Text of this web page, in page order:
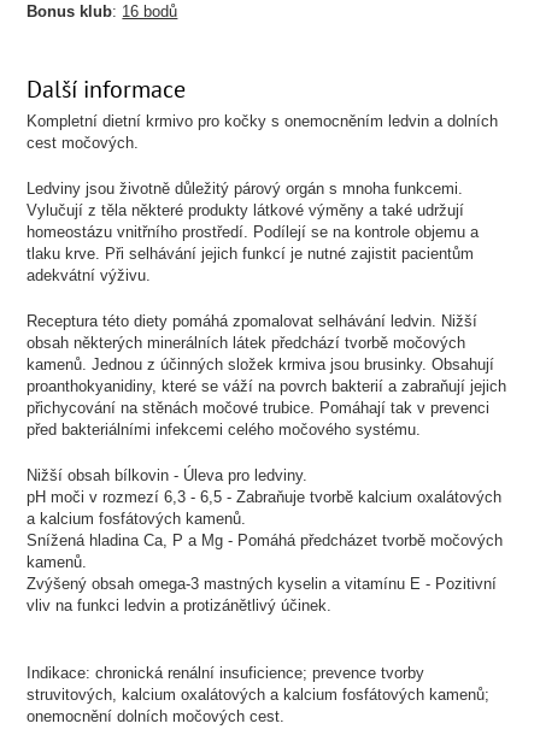
Bonus klub: 16 bodů
Další informace
Kompletní dietní krmivo pro kočky s onemocněním ledvin a dolních
cest močových.
Ledviny jsou životně důležitý párový orgán s mnoha funkcemi.
Vylučují z těla některé produkty látkové výměny a také udržují
homeostázu vnitřního prostředí. Podílejí se na kontrole objemu a
tlaku krve. Při selhávání jejich funkcí je nutné zajistit pacientům
adekvátní výživu.
Receptura této diety pomáhá zpomalovat selhávání ledvin. Nižší
obsah některých minerálních látek předchází tvorbě močových
kamenů. Jednou z účinných složek krmiva jsou brusinky. Obsahují
proanthokyanidiny, které se váží na povrch bakterií a zabraňují jejich
přichycování na stěnách močové trubice. Pomáhají tak v prevenci
před bakteriálními infekcemi celého močového systému.
Nižší obsah bílkovin - Úleva pro ledviny.
pH moči v rozmezí 6,3 - 6,5 - Zabraňuje tvorbě kalcium oxalátových
a kalcium fosfátových kamenů.
Snížená hladina Ca, P a Mg - Pomáhá předcházet tvorbě močových
kamenů.
Zvýšený obsah omega-3 mastných kyselin a vitamínu E - Pozitivní
vliv na funkci ledvin a protizánětlivý účinek.
Indikace: chronická renální insuficience; prevence tvorby
struvitových, kalcium oxalátových a kalcium fosfátových kamenů;
onemocnění dolních močových cest.